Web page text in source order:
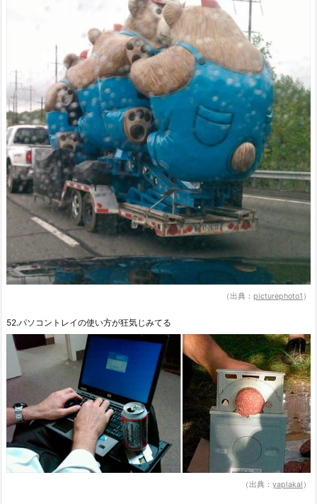
（出典： picturephoto1 ）
52.パソコントレイの使い方が狂気じみてる
（出典： yaplakal ）